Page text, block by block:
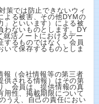
策では防止できないウィ
よる被害、その他DYMの
」といいます）による被
わないものとします。DY
就活ノートにおけるデー
するものではなく、会員
いて保存するものとしま
報（会社情報等の第三者
供される情報）はその第
、会員は、提供情報の真
用性、掲載期限について
うえ、自己の責任におい